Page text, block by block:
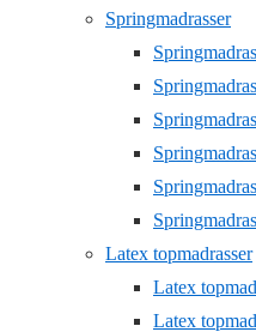
Springmadrasser
Latex topmadrasser
Latex
Latex